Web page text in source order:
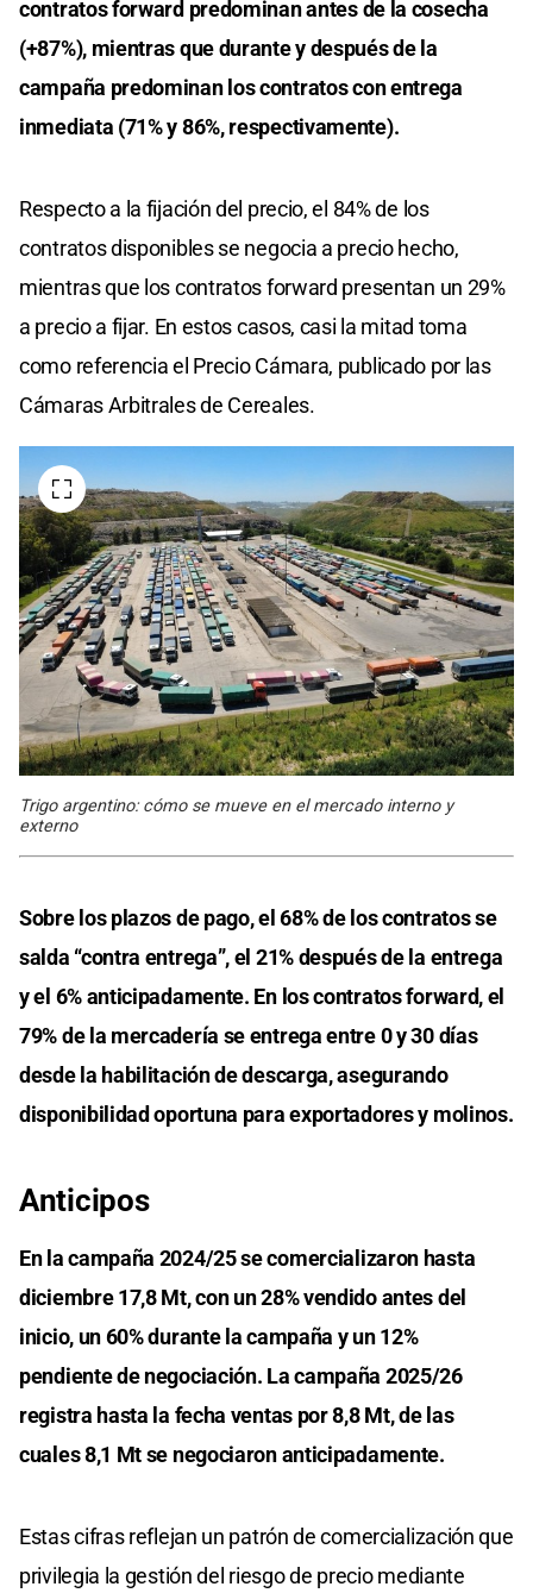
contratos forward predominan antes de la cosecha
(+87%), mientras que durante y después de la
campaña predominan los contratos con entrega
inmediata (71% y 86%, respectivamente).
Respecto a la fijación del precio, el 84% de los
contratos disponibles se negocia a precio hecho,
mientras que los contratos forward presentan un 29%
a precio a fijar. En estos casos, casi la mitad toma
como referencia el Precio Cámara, publicado por las
Cámaras Arbitrales de Cereales.
Trigo argentino: cómo se mueve en el mercado interno y
externo
Sobre los plazos de pago, el 68% de los contratos se
salda “contra entrega”, el 21% después de la entrega
y el 6% anticipadamente. En los contratos forward, el
79% de la mercadería se entrega entre 0 y 30 días
desde la habilitación de descarga, asegurando
disponibilidad oportuna para exportadores y molinos.
Anticipos
En la campaña 2024/25 se comercializaron hasta
diciembre 17,8 Mt, con un 28% vendido antes del
inicio, un 60% durante la campaña y un 12%
pendiente de negociación. La campaña 2025/26
registra hasta la fecha ventas por 8,8 Mt, de las
cuales 8,1 Mt se negociaron anticipadamente.
Estas cifras reflejan un patrón de comercialización que
privilegia la gestión del riesgo de precio mediante